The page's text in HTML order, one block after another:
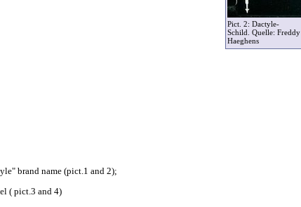
Pict. 2: Dactyle-
Schild. Quelle: Freddy
Haeghens
brand name (pict.1 and 2);
( pict.3 and 4)